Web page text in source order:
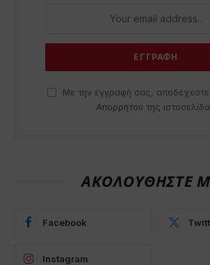
Με την εγγραφή σας, αποδέχεστε
Απορρήτου της
ΑΚΟΛΟΥΘΗΣΤΕ
Facebook
Instagram